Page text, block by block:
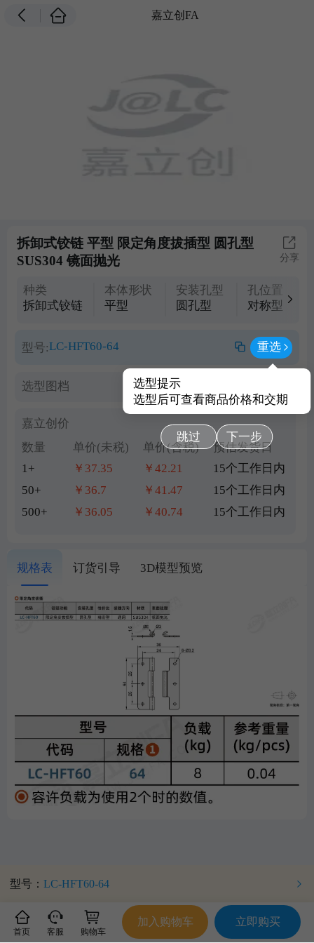
嘉立创FA
拆卸式铰链 平型 限定角度拔插型 圆孔型
SUS304 镜面抛光
分享
种类
拆卸式铰链
本体形状
平型
安装孔型
圆孔型
孔位置
对称型
型号:LC-HFT60-64 重选
选型提示
选型后可查看商品价格和交期
跳过 下一步
选型图档
嘉立创价
数量
单价(未税) 单价(含税)
预估发货日
1+
￥37.35 ￥42.21
15个工作日内
50+
￥36.7 ￥41.47
15个工作日内
500+
￥36.05 ￥40.74 15个工作日内
规格表 订货引导 3D模型预览
首页 客服 购物车
加入购物车 立即购买
型号：LC-HFT60-64